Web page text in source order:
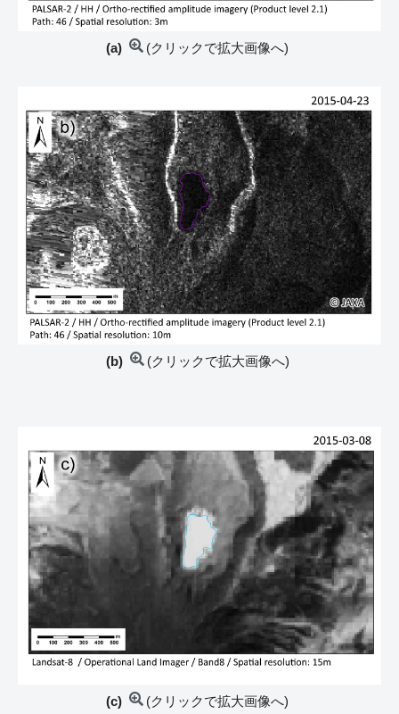
(a) (クリックで拡大画像へ)
(b) (クリックで拡大画像へ)
(c) (クリックで拡大画像へ)